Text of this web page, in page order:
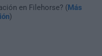
en Filehorse? (Más
)